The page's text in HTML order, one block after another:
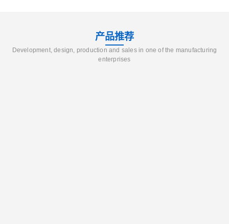
产品推荐
Development, design, production and sales in one of the manufacturing
enterprises